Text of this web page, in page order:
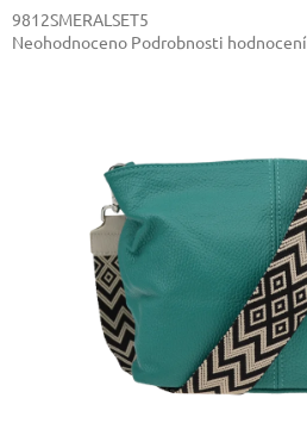
9812SMERALSET5
Průměrné
Neohodnoceno Podrobnosti hodnocení